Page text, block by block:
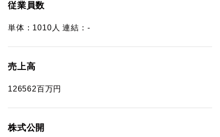
従業員数
単体：1010人 連結：-
売上高
126562百万円
株式公開